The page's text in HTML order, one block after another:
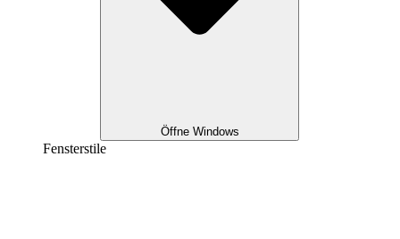
Öffne Windows
Fensterstile